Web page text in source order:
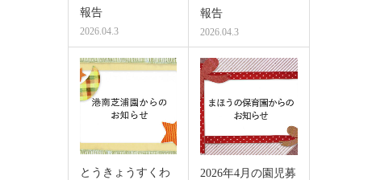
報告
2026.04.3
報告
2026.04.3
とうきょうすくわ
2026年4月の園児募